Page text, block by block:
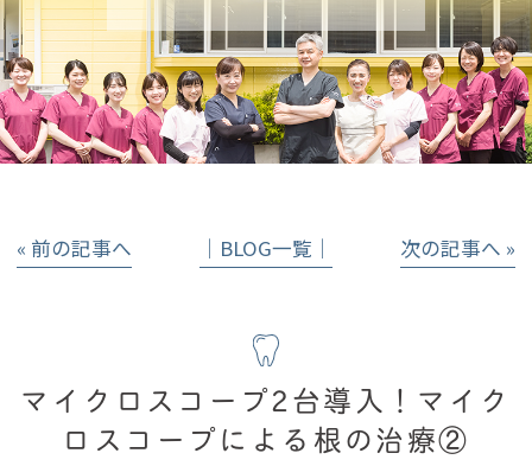
« 前の記事へ │BLOG一覧│ 次の記事へ »
マイクロスコープ2台導入！マイク
ロスコープによる根の治療②